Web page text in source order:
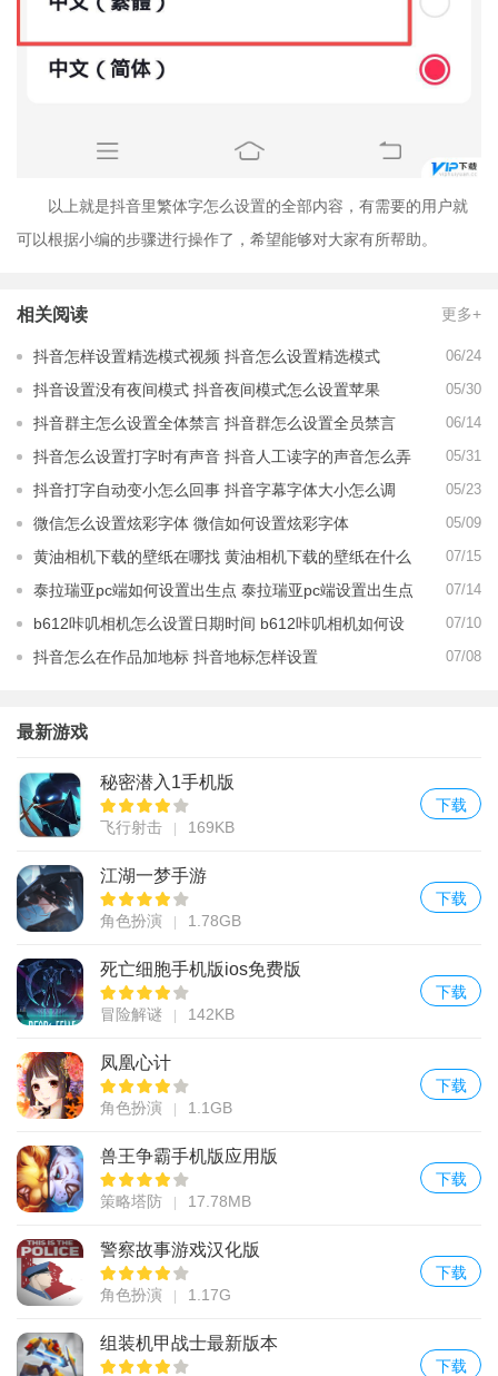
以上就是抖音里繁体字怎么设置的全部内容，有需要的用户就
可以根据小编的步骤进行操作了，希望能够对大家有所帮助。
相关阅读 更多+
抖音怎样设置精选模式视频 抖音怎么设置精选模式 06/24
抖音设置没有夜间模式 抖音夜间模式怎么设置苹果 05/30
抖音群主怎么设置全体禁言 抖音群怎么设置全员禁言 06/14
抖音怎么设置打字时有声音 抖音人工读字的声音怎么弄 05/31
抖音打字自动变小怎么回事 抖音字幕字体大小怎么调 05/23
微信怎么设置炫彩字体 微信如何设置炫彩字体 05/09
黄油相机下载的壁纸在哪找 黄油相机下载的壁纸在什么
地方
07/15
泰拉瑞亚pc端如何设置出生点 泰拉瑞亚pc端设置出生点
攻略
07/14
b612咔叽相机怎么设置日期时间 b612咔叽相机如何设
置日期时间
07/10
抖音怎么在作品加地标 抖音地标怎样设置 07/08
最新游戏
秘密潜入1手机版
飞行射击 169KB
下载
江湖一梦手游
角色扮演 1.78GB
下载
死亡细胞手机版ios免费版
冒险解谜 142KB
下载
凤凰心计
角色扮演 1.1GB
下载
兽王争霸手机版应用版
策略塔防 17.78MB
下载
警察故事游戏汉化版
角色扮演 1.17G
下载
组装机甲战士最新版本
下载